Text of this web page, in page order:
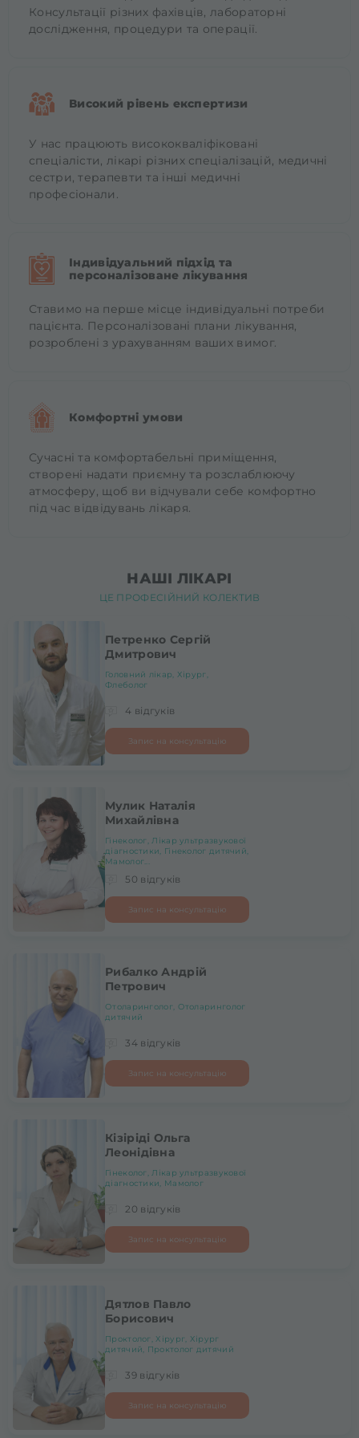
Консультації різних фахівців, лабораторні
дослідження, процедури та операції.
Високий рівень експертизи
У нас працюють висококваліфіковані
спеціалісти, лікарі різних спеціалізацій, медичні
сестри, терапевти та інші медичні
професіонали.
Індивідуальний підхід та
персоналізоване лікування
Ставимо на перше місце індивідуальні потреби
пацієнта. Персоналізовані плани лікування,
розроблені з урахуванням ваших вимог.
Комфортні умови
Сучасні та комфортабельні приміщення,
створені надати приємну та розслаблюючу
атмосферу, щоб ви відчували себе комфортно
під час відвідувань лікаря.
НАШІ ЛІКАРІ
ЦЕ ПРОФЕСІЙНИЙ КОЛЕКТИВ
Петренко Сергій
Дмитрович
Головний лікар, Хірург,
Флеболог
4 відгуків
Запис на консультацію
Мулик Наталія
Михайлівна
Гінеколог, Лікар ультразвукової
діагностики, Гінеколог дитячий,
Мамолог...
50 відгуків
Запис на консультацію
Рибалко Андрій
Петрович
Отоларинголог, Отоларинголог
дитячий
34 відгуків
Запис на консультацію
Кізіріді Ольга
Леонідівна
Гінеколог, Лікар ультразвукової
діагностики, Мамолог
20 відгуків
Запис на консультацію
Дятлов Павло
Борисович
Проктолог, Хірург, Хірург
дитячий, Проктолог дитячий
39 відгуків
Запис на консультацію